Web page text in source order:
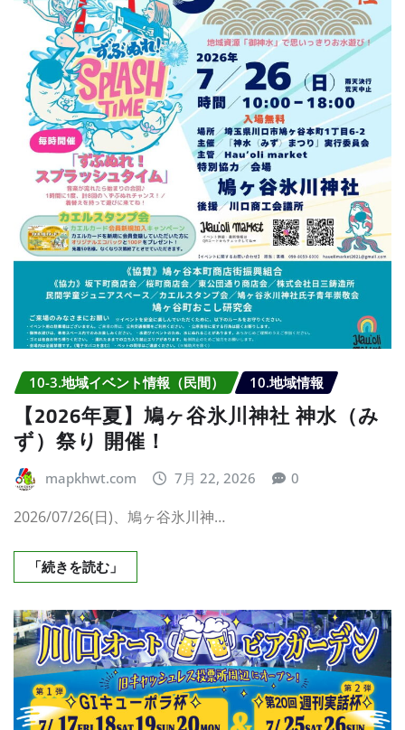
10-3.地域イベント情報（民間） 10.地域情報
【2026年夏】鳩ヶ谷氷川神社 神水（み
ず）祭り 開催！
mapkhwt.com 7月 22, 2026 0
2026/07/26(日)、鳩ヶ谷氷川神…
「続きを読む」